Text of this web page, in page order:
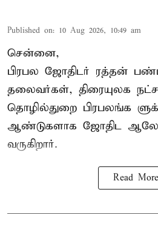
Published on: 10 Aug 2026, 10:49 am
சென்னை,
பிரபல ஜோதிடர் ரத்தன்
தலைவர்கள், திரையுலக
தொழில்துறை பிரபலங்க
ஆண்டுகளாக ஜோதிட
வருகிறார்.
Read More